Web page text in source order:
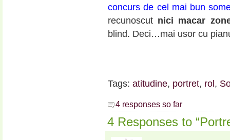
concurs de cel mai bun
recunoscut nici macar
blind. Deci…mai usor cu
Tags: atitudine, portret, rol,
4 responses so far
4 Responses to